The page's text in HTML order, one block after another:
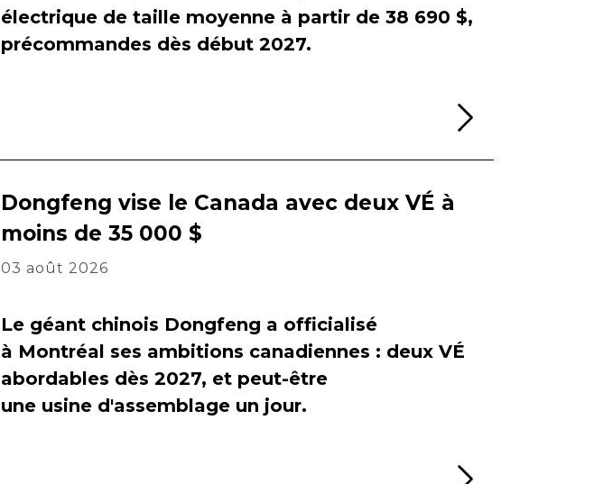
électrique de taille moyenne à partir de 38 690 $,
précommandes dès début 2027.
Dongfeng vise le Canada avec deux VÉ à
moins de 35 000 $
03 août 2026
Le géant chinois Dongfeng a officialisé
à Montréal ses ambitions canadiennes : deux VÉ
abordables dès 2027, et peut-être
une usine d'assemblage un jour.